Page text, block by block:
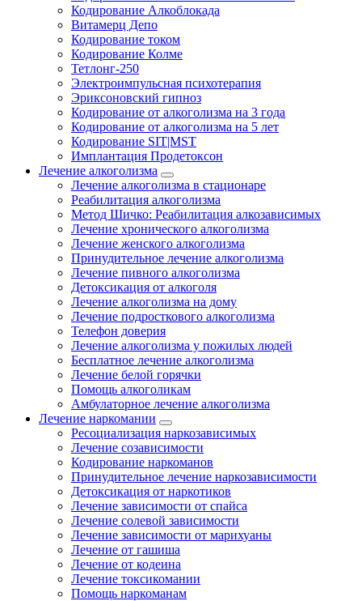
Кодирование Алкоблокада
Витамерц Депо
Кодирование током
Кодирование Колме
Тетлонг-250
Электроимпульсная психотерапия
Эриксоновский гипноз
Кодирование от алкоголизма на 3 года
Кодирование от алкоголизма на 5 лет
Кодирование SIT|MST
Имплантация Продетоксон
Лечение алкоголизма
Лечение алкоголизма в стационаре
Реабилитация алкоголизма
Метод Шичко: Реабилитация алкозависимых
Лечение хронического алкоголизма
Лечение женского алкоголизма
Принудительное лечение алкоголизма
Лечение пивного алкоголизма
Детоксикация от алкоголя
Лечение алкоголизма на дому
Лечение подросткового алкоголизма
Телефон доверия
Лечение алкоголизма у пожилых людей
Бесплатное лечение алкоголизма
Лечение белой горячки
Помощь алкоголикам
Амбулаторное лечение алкоголизма
Лечение наркомании
Ресоциализация наркозависимых
Лечение созависимости
Кодирование наркоманов
Принудительное лечение наркозависимости
Детоксикация от наркотиков
Лечение зависимости от спайса
Лечение солевой зависимости
Лечение зависимости от марихуаны
Лечение от гашиша
Лечение от кодеина
Лечение токсикомании
Помощь наркоманам